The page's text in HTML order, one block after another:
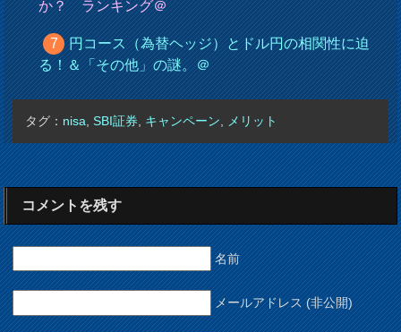
か？ ランキング＠
円コース（為替ヘッジ）とドル円の相関性に迫
る！＆「その他」の謎。＠
タグ： nisa ,SBI証券 キャンペーン メリット
コメントを残す
名前
メールアドレス (非公開)